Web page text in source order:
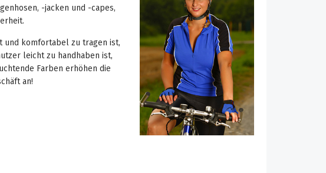
-jacken und -capes,
und komfortabel zu tragen ist,
leicht zu handhaben ist,
Farben erhöhen die
an!